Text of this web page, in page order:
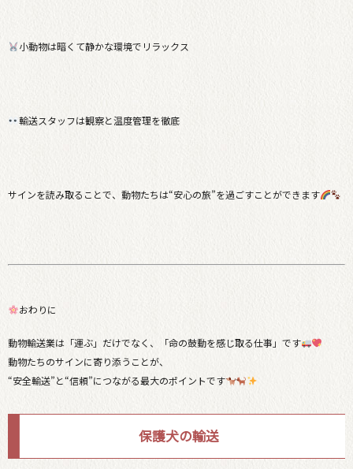
小動物は暗くて静かな環境でリラックス
輸送スタッフは観察と温度管理を徹底
サインを読み取ることで、動物たちは“安心の旅”を過ごすことができます
おわりに
動物輸送業は「運ぶ」だけでなく、「命の鼓動を感じ取る仕事」です
動物たちのサインに寄り添うことが、
“安全輸送”と“信頼”につながる最大のポイントです
保護犬の輸送